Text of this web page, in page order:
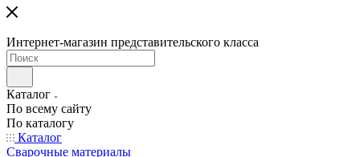
Интернет-магазин представительского класса
Каталог
По всему сайту
По каталогу
Каталог
Сварочные материалы